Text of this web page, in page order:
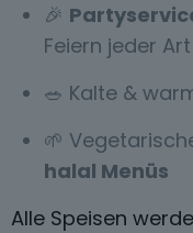
🎉
Feiern jeder Art
🥗 Kalte &
🌱
halal Menüs
Alle Speisen